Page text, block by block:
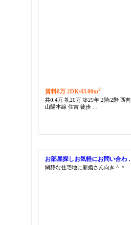
賃料8万 2DK/43.00m2
共0.4万 礼20万 築29年 2階/2階 西
山陽本線 住吉 徒歩 …
お部屋探しお気軽にお問い合わ
閑静な住宅地に新婚さん向き＾＾